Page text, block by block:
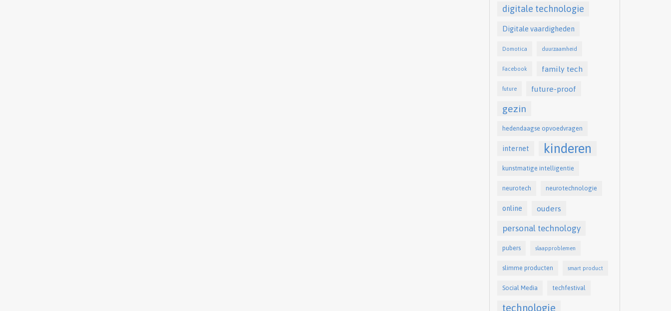
digitale technologie
Digitale vaardigheden
Domotica duurzaamheid
Facebook family tech
future future-proof
gezin
hedendaagse opvoedvragen
internet kinderen
kunstmatige intelligentie
neurotech neurotechnologie
online ouders
personal technology
pubers slaapproblemen
slimme producten smart product
Social Media techfestival
technologie